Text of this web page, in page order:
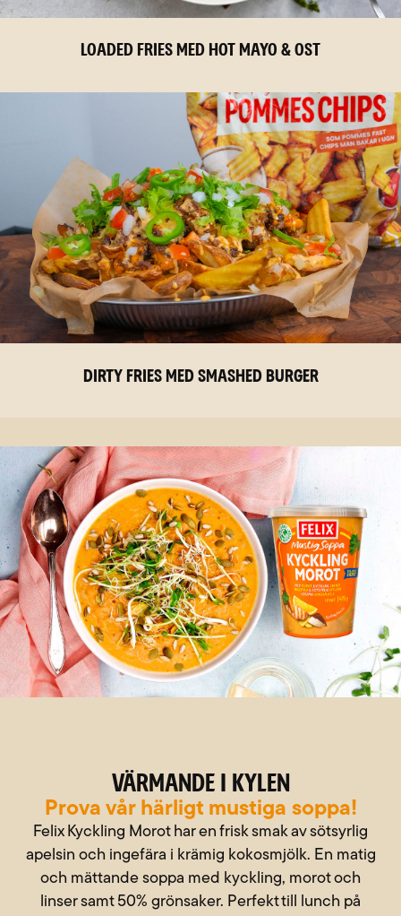
LOADED FRIES MED HOT MAYO & OST
DIRTY FRIES MED SMASHED BURGER
värmande i kylen
Prova vår härligt mustiga soppa!
Felix Kyckling Morot har en frisk smak av sötsyrlig
apelsin och ingefära i krämig kokosmjölk. En matig
och mättande soppa med kyckling, morot och
linser samt 50% grönsaker. Perfekt till lunch på